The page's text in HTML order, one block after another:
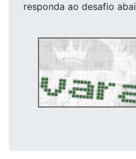
responda ao desafio